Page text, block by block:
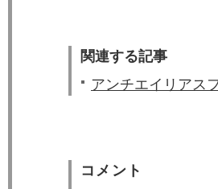
関連する記事
アンチエイリアス
コメント